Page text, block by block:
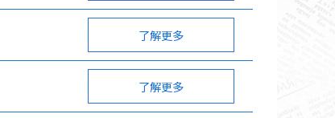
了解更多
了解更多